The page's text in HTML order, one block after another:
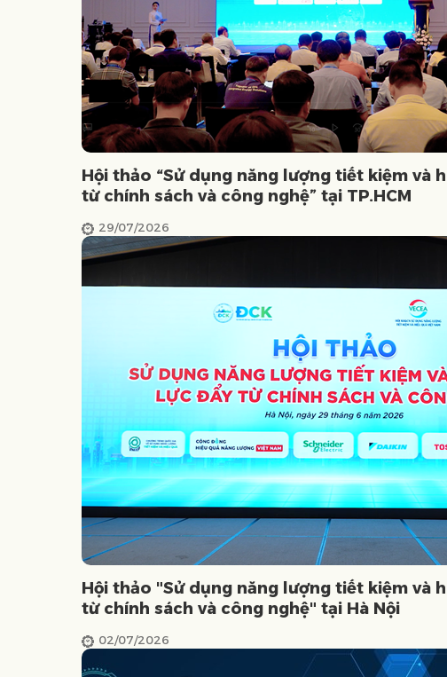
Hội thảo “Sử dụng năng lượng tiết kiệm và
từ chính sách và công nghệ” tại TP.HCM
29/07/2026
Hội thảo "Sử dụng năng lượng tiết kiệm và
từ chính sách và công nghệ" tại Hà Nội
02/07/2026